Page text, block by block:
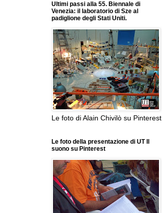
Ultimi passi alla 55. Biennale di
Venezia: il laboratorio di Sze al
padiglione degli Stati Uniti.
Le foto di Alain Chivilò su Pinterest
Le foto della presentazione di UT Il
suono su Pinterest